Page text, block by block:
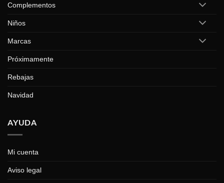
Complementos
Niños
Marcas
Próximamente
Rebajas
Navidad
AYUDA
Mi cuenta
Aviso legal